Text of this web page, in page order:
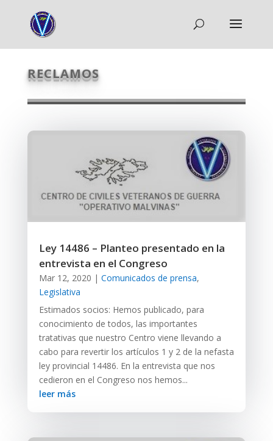
RECLAMOS
Ley 14486 – Planteo presentado en la
entrevista en el Congreso
Mar 12, 2020 | Comunicados de prensa,
Legislativa
Estimados socios: Hemos publicado, para
conocimiento de todos, las importantes
tratativas que nuestro Centro viene llevando a
cabo para revertir los artículos 1 y 2 de la nefasta
ley provincial 14486. En la entrevista que nos
cedieron en el Congreso nos hemos...
leer más